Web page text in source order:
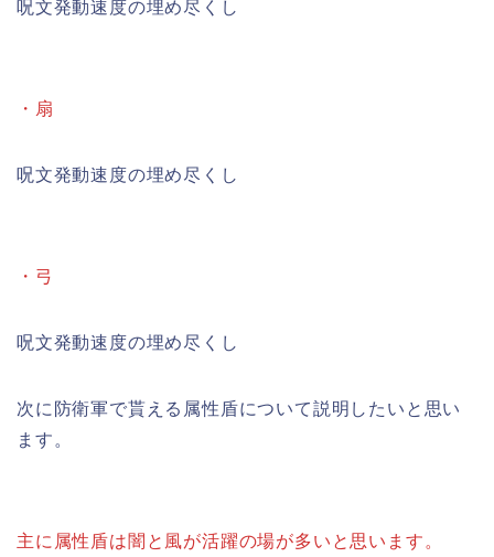
呪文発動速度の埋め尽くし
・扇
呪文発動速度の埋め尽くし
・弓
呪文発動速度の埋め尽くし
次に防衛軍で貰える属性盾について説明したいと思い
ます。
主に属性盾は闇と風が活躍の場が多いと思います。